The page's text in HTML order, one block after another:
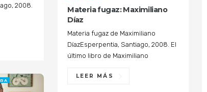
2008.
Materia fugaz: Maximiliano
Díaz
Materia fugaz de Maximiliano
DíazEsperpentia, Santiago, 2008. El
último libro de Maximiliano
LEER MÁS